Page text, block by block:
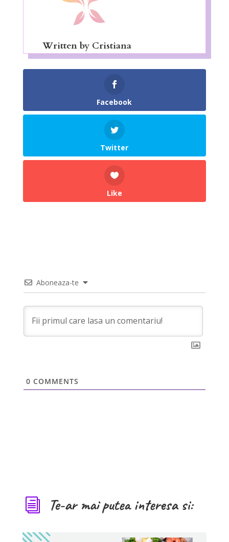
Written by Cristiana
Facebook
Twitter
Like
Aboneaza-te
0 COMMENTS
i Te-ar mai putea interesa si: